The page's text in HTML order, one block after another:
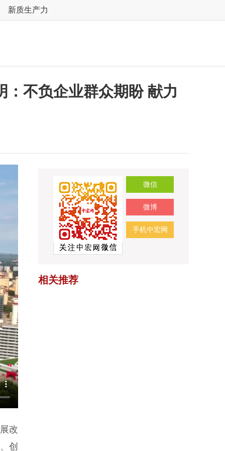
新质生产力
不负企业群众期盼 献力
改
创
微信
微博
手机中宏网
相关推荐